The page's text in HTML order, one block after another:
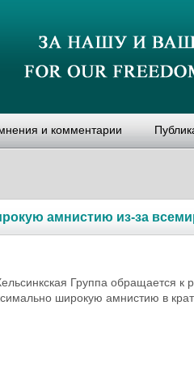
и комментарии
амнистию из-за
Группа обращается к
широкую амнистию в